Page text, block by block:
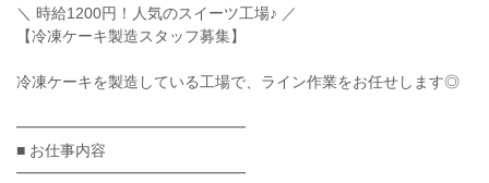
＼ 時給1200円！人気のスイーツ工場♪ ／
【冷凍ケーキ製造スタッフ募集】
冷凍ケーキを製造している工場で、ライン作業をお任せします◎
━━━━━━━━━━━━━━━
■ お仕事内容
━━━━━━━━━━━━━━━